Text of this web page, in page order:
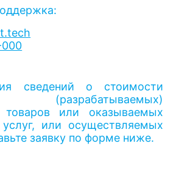
сведений о стоимости
(разрабатываемых)
товаров или оказываемых
услуг, или осуществляемых
заявку по форме ниже.